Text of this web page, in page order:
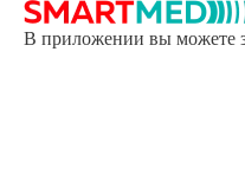
В приложении вы можете